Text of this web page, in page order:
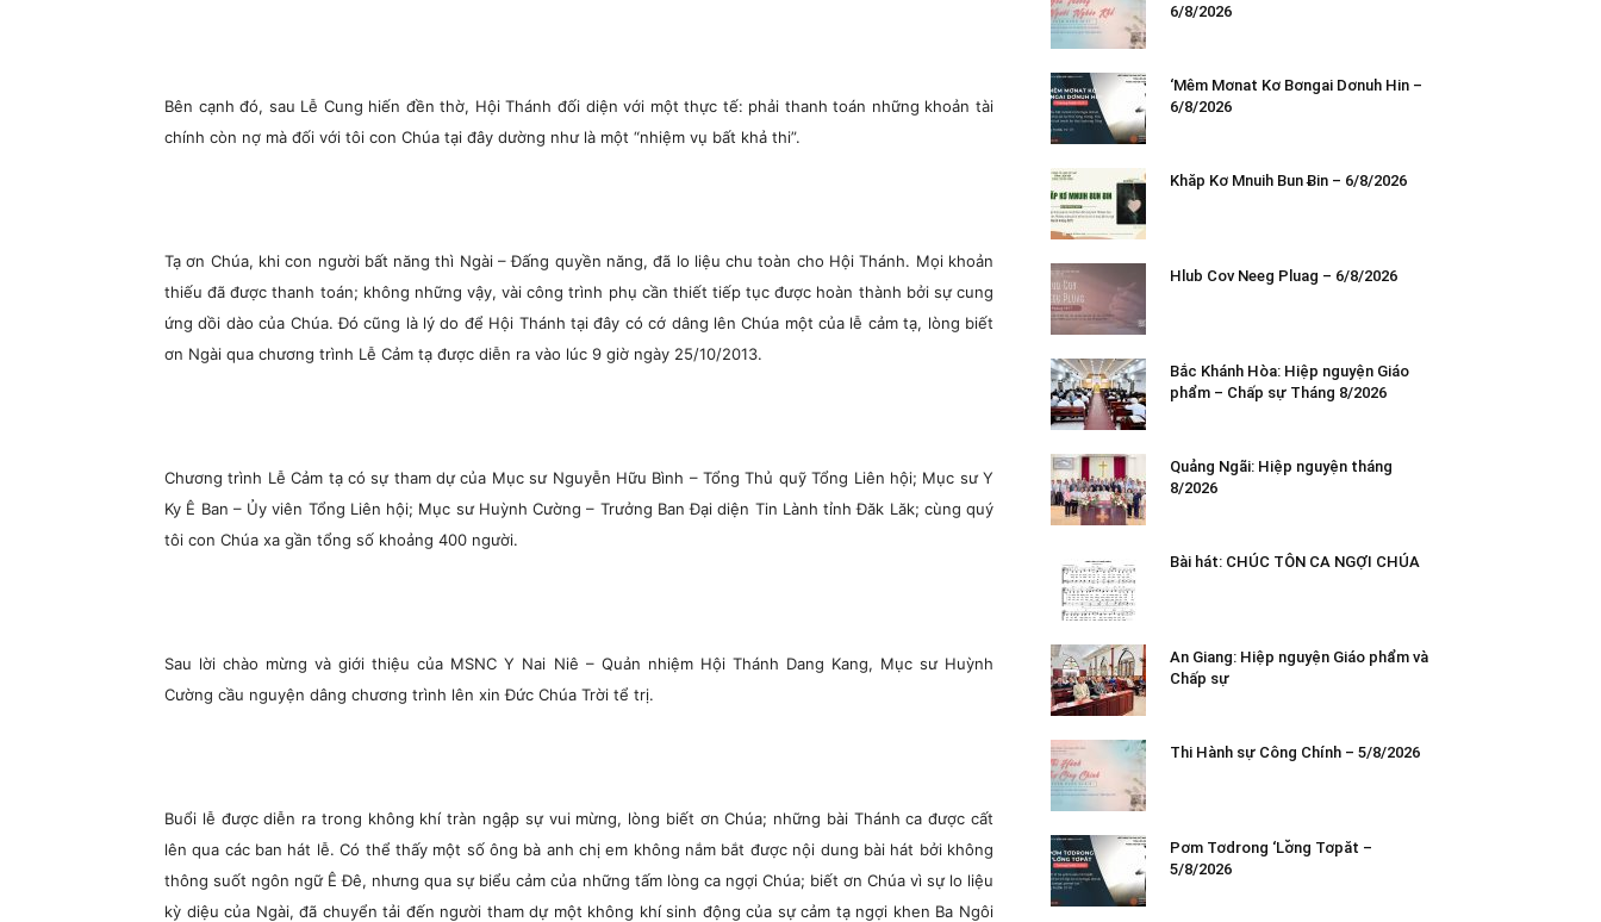
Bên cạnh đó, sau Lễ Cung hiến đền thờ, Hội Thánh đối diện với một thực tế: phải thanh toán những khoản tài
chính còn nợ mà đối với tôi con Chúa tại đây dường như là một “nhiệm vụ bất khả thi”.
Tạ ơn Chúa, khi con người bất năng thì Ngài – Đấng quyền năng, đã lo liệu chu toàn cho Hội Thánh. Mọi khoản
thiếu đã được thanh toán; không những vậy, vài công trình phụ cần thiết tiếp tục được hoàn thành bởi sự cung
ứng dồi dào của Chúa. Đó cũng là lý do để Hội Thánh tại đây có cớ dâng lên Chúa một của lễ cảm tạ, lòng biết
ơn Ngài qua chương trình Lễ Cảm tạ được diễn ra vào lúc 9 giờ ngày 25/10/2013.
Chương trình Lễ Cảm tạ có sự tham dự của Mục sư Nguyễn Hữu Bình – Tổng Thủ quỹ Tổng Liên hội; Mục sư Y
Ky Ê Ban – Ủy viên Tổng Liên hội; Mục sư Huỳnh Cường – Trưởng Ban Đại diện Tin Lành tỉnh Đăk Lăk; cùng quý
tôi con Chúa xa gần tổng số khoảng 400 người.
Sau lời chào mừng và giới thiệu của MSNC Y Nai Niê – Quản nhiệm Hội Thánh Dang Kang, Mục sư Huỳnh
Cường cầu nguyện dâng chương trình lên xin Đức Chúa Trời tể trị.
Buổi lễ được diễn ra trong không khí tràn ngập sự vui mừng, lòng biết ơn Chúa; những bài Thánh ca được cất
lên qua các ban hát lễ. Có thể thấy một số ông bà anh chị em không nắm bắt được nội dung bài hát bởi không
thông suốt ngôn ngữ Ê Đê, nhưng qua sự biểu cảm của những tấm lòng ca ngợi Chúa; biết ơn Chúa vì sự lo liệu
kỳ diệu của Ngài, đã chuyển tải đến người tham dự một không khí sinh động của sự cảm tạ ngợi khen Ba Ngôi
6/8/2026
‘Mêm Mơnat Kơ Bơngai Dơnuh Hin –
6/8/2026
Khăp Kơ Mnuih Bun Ƀin – 6/8/2026
Hlub Cov Neeg Pluag – 6/8/2026
Bắc Khánh Hòa: Hiệp nguyện Giáo
phẩm – Chấp sự Tháng 8/2026
Quảng Ngãi: Hiệp nguyện tháng
8/2026
Bài hát: CHÚC TÔN CA NGỢI CHÚA
An Giang: Hiệp nguyện Giáo phẩm và
Chấp sự
Thi Hành sự Công Chính – 5/8/2026
Pơm Tơdrong ‘Lơ̆ng Tơpăt –
5/8/2026